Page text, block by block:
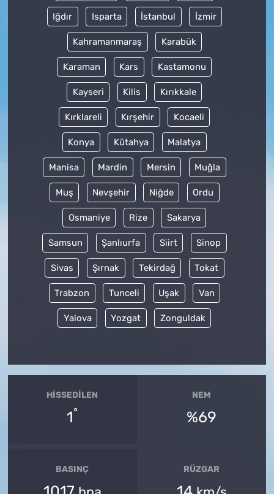
Iğdır Isparta İstanbul İzmir
Kahramanmaraş Karabük
Karaman Kars Kastamonu
Kayseri Kilis Kırıkkale
Kırklareli Kırşehir Kocaeli
Konya Kütahya Malatya
Manisa Mardin Mersin Muğla
Muş Nevşehir Niğde Ordu
Osmaniye Rize Sakarya
Samsun Şanlıurfa Siirt Sinop
Sivas Şırnak Tekirdağ Tokat
Trabzon Tunceli Uşak Van
Yalova Yozgat Zonguldak
HISSEDILEN
1°
NEM
%69
BASINÇ RÜZGAR